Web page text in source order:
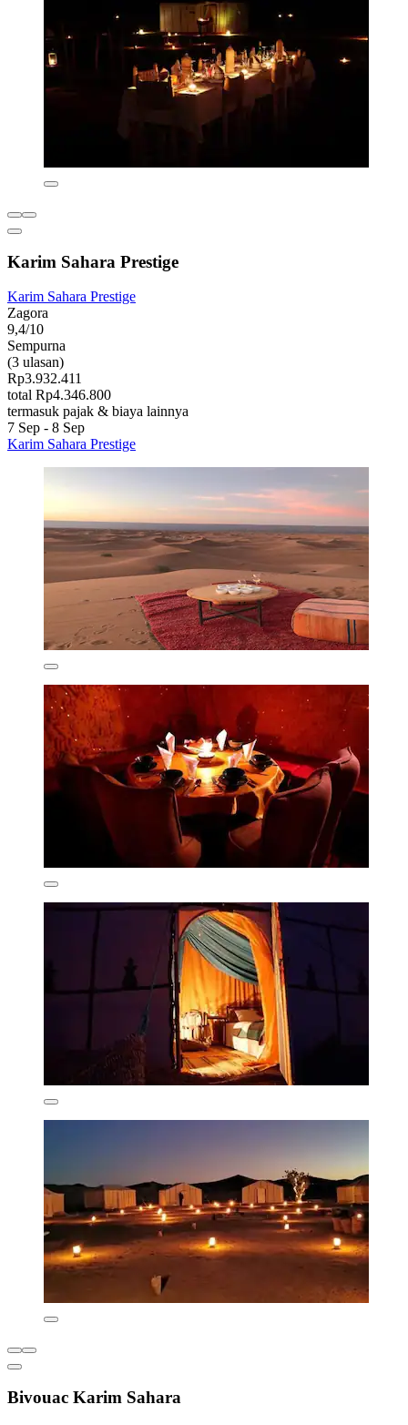
Karim Sahara Prestige
Karim Sahara Prestige
Zagora
9,4/10
Sempurna
(3 ulasan)
Rp3.932.411
total Rp4.346.800
termasuk pajak & biaya lainnya
7 Sep - 8 Sep
Karim Sahara Prestige
Bivouac Karim Sahara